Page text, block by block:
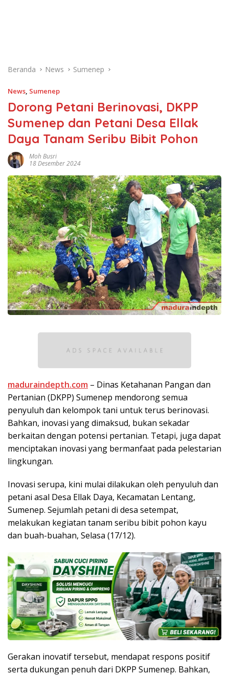
Beranda News Sumenep
News, Sumenep
Dorong Petani Berinovasi, DKPP
Sumenep dan Petani Desa Ellak
Daya Tanam Seribu Bibit Pohon
Moh Busri
18 Desember 2024
maduraindepth.com – Dinas Ketahanan Pangan dan
Pertanian (DKPP) Sumenep mendorong semua
penyuluh dan kelompok tani untuk terus berinovasi.
Bahkan, inovasi yang dimaksud, bukan sekadar
berkaitan dengan potensi pertanian. Tetapi, juga dapat
menciptakan inovasi yang bermanfaat pada pelestarian
lingkungan.
Inovasi serupa, kini mulai dilakukan oleh penyuluh dan
petani asal Desa Ellak Daya, Kecamatan Lentang,
Sumenep. Sejumlah petani di desa setempat,
melakukan kegiatan tanam seribu bibit pohon kayu
dan buah-buahan, Selasa (17/12).
Gerakan inovatif tersebut, mendapat respons positif
serta dukungan penuh dari DKPP Sumenep. Bahkan,